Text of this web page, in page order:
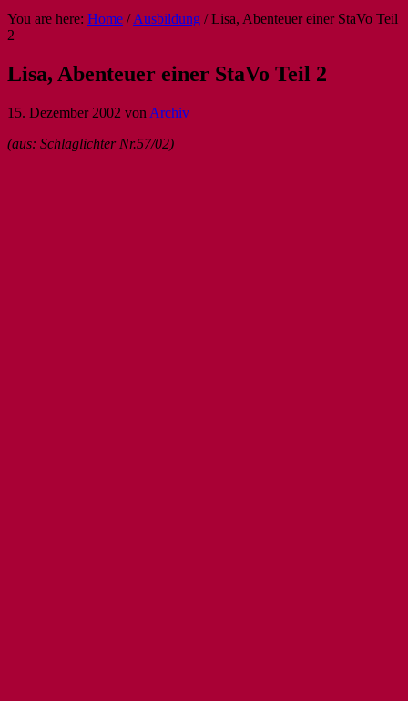
You are here: Home / Ausbildung /Lisa, Abenteuer einer StaVo Teil
2
Lisa, Abenteuer einer StaVo Teil 2
15. Dezember 2002 von Archiv
(aus: Schlaglichter Nr.57/02)